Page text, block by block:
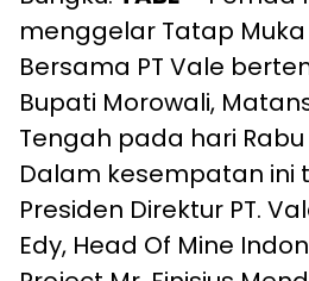
menggelar Tatap
Bersama PT Vale
Bupati Morowali,
Tengah pada hari Rabu
Dalam kesempatan ini
Presiden Direktur PT.
Edy, Head Of Mine